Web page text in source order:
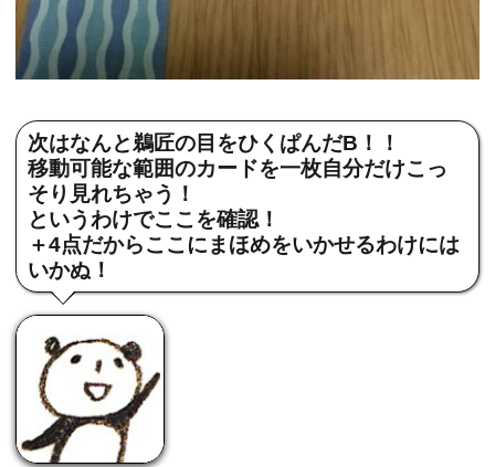
次はなんと鵜匠の目をひくぱんだB！！
移動可能な範囲のカードを一枚自分だけこっ
そり見れちゃう！
というわけでここを確認！
＋4点だからここにまほめをいかせるわけには
いかぬ！